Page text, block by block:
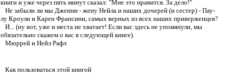
книги и уже через пять минут сказал: "Мне это нравится. За дело!"
Не забыли ли мы Дженни - жену Нейла и наших дочерей (и сестер) - Пау-
лу Кроули и Карен Франсини, самых верных из всех наших приверженцев?
И... (ну вот, уже и места не хватает! Если вас здесь не упомянули, мы
обязательно скажем о вас в следующей книге).
Мюррей и Нейл Рафл
Как пользоваться этой книгой